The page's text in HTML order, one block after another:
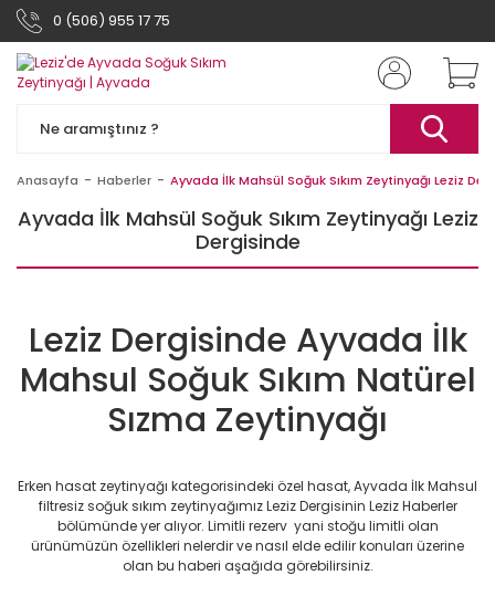
0 (506) 955 17 75
Anasayfa Haberler Ayvada İlk Mahsül Soğuk Sıkım Zeytinyağı Leziz
Ayvada İlk Mahsül Soğuk Sıkım Zeytinyağı Leziz
Dergisinde
Leziz Dergisinde Ayvada İlk
Mahsul Soğuk Sıkım Natürel
Sızma Zeytinyağı
Erken hasat zeytinyağı kategorisindeki özel hasat, Ayvada İlk Mahsul
filtresiz soğuk sıkım zeytinyağımız Leziz Dergisinin Leziz Haberler
bölümünde yer alıyor. Limitli rezerv yani stoğu limitli olan
ürünümüzün özellikleri nelerdir ve nasıl elde edilir konuları üzerine
olan bu haberi aşağıda görebilirsiniz.